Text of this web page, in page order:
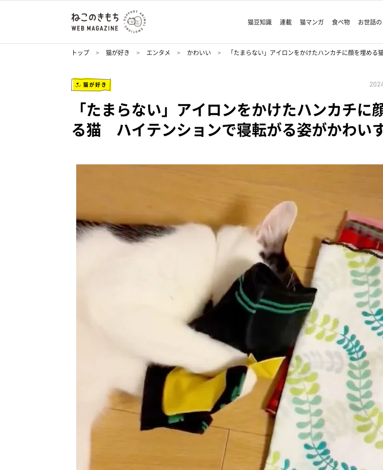
猫豆知識 連載 猫マンガ 食べ物 お世話
トップ 猫が好き エンタメ かわいい 「たまらない」アイロンをかけたハンカチに顔を埋め
猫が好き
「たまらない」アイロンをかけたハンカチに
る猫 ハイテンションで寝転がる姿がかわい